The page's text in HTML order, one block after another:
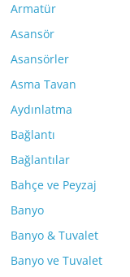
Armatür
Asansör
Asansörler
Asma Tavan
Aydınlatma
Bağlantı
Bağlantılar
Bahçe ve Peyzaj
Banyo
Banyo & Tuvalet
Banyo ve Tuvalet